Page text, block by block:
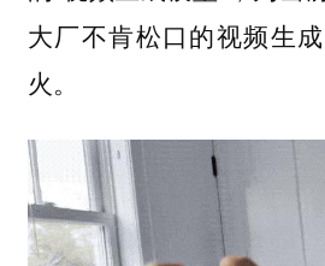
大厂不肯松口的视频生
火。